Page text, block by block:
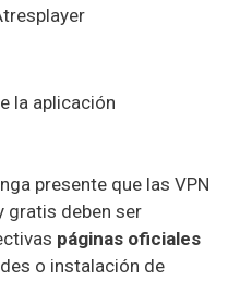
la aplicación
presente que las VPN
gratis deben ser
páginas oficiales
o instalación de